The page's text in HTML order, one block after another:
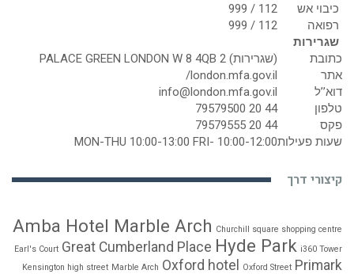
כיבוי אש
112 / 999
רפואה
112 / 999
שגרירות
כתובת
(שגרירות) 2 PALACE GREEN LONDON W 8 4QB
אתר
london.mfa.gov.il/
דוא’’ל
info@london.mfa.gov.il
טלפון
44 20 79579500
פקס
44 20 79579555
שעות פעילותMON-THU 10:00-13:00 FRI- 10:00-12:00
קיצורי דרך
Amba Hotel Marble Arch Churchill square shopping centre
Earl's Court Great Cumberland Place Hyde Park i360 Tower
Kensington high street Marble Arch Oxford hotel Oxford Street Primark